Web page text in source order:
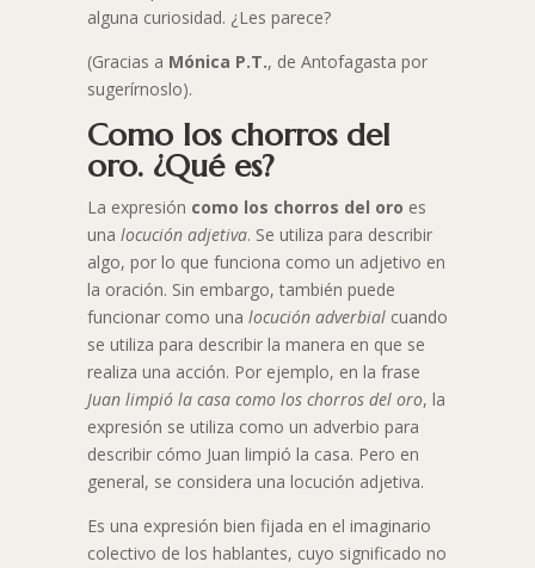
alguna curiosidad. ¿Les parece?
(Gracias a Mónica P.T., de Antofagasta por
sugerírnoslo).
Como los chorros del
oro. ¿Qué es?
La expresión como los chorros del oro es
una locución adjetiva. Se utiliza para describir
algo, por lo que funciona como un adjetivo en
la oración. Sin embargo, también puede
funcionar como una locución adverbialcuando
se utiliza para describir la manera en que se
realiza una acción. Por ejemplo, en la frase
Juan limpió la casa como los chorros del oro, la
expresión se utiliza como un adverbio para
describir cómo Juan limpió la casa. Pero en
general, se considera una locución adjetiva.
Es una expresión bien fijada en el imaginario
colectivo de los hablantes, cuyo significado no